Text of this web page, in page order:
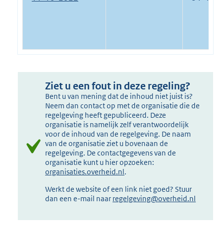
Ziet u een fout in deze regeling?
Bent u van mening dat de inhoud niet juist is?
Neem dan contact op met de organisatie die de
regelgeving heeft gepubliceerd. Deze
organisatie is namelijk zelf verantwoordelijk
voor de inhoud van de regelgeving. De naam
van de organisatie ziet u bovenaan de
regelgeving. De contactgegevens van de
organisatie kunt u hier opzoeken:
organisaties.overheid.nl.
Werkt de website of een link niet goed? Stuur
dan een e-mail naar regelgeving@overheid.nl